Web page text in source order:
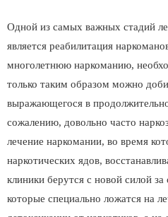
Одной из самых важных стадий
является реабилитация
многолетнюю наркоманию,
только таким образом можно
выражающегося в
сожалению, довольно часто
лечение наркомании, во время
наркотических ядов,
клиники берутся с новой силой
которые специально ложатся на